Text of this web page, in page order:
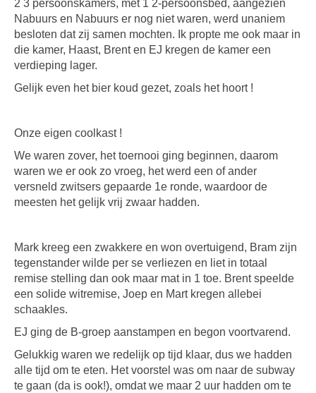
2 3 persoonskamers, met 1 2-persoonsbed, aangezien
Nabuurs en Nabuurs er nog niet waren, werd unaniem
besloten dat zij samen mochten. Ik propte me ook maar in
die kamer, Haast, Brent en EJ kregen de kamer een
verdieping lager.
Gelijk even het bier koud gezet, zoals het hoort !
Onze eigen coolkast !
We waren zover, het toernooi ging beginnen, daarom
waren we er ook zo vroeg, het werd een of ander
versneld zwitsers gepaarde 1e ronde, waardoor de
meesten het gelijk vrij zwaar hadden.
Mark kreeg een zwakkere en won overtuigend, Bram zijn
tegenstander wilde per se verliezen en liet in totaal
remise stelling dan ook maar mat in 1 toe. Brent speelde
een solide witremise, Joep en Mart kregen allebei
schaakles.
EJ ging de B-groep aanstampen en begon voortvarend.
Gelukkig waren we redelijk op tijd klaar, dus we hadden
alle tijd om te eten. Het voorstel was om naar de subway
te gaan (da is ook!), omdat we maar 2 uur hadden om te